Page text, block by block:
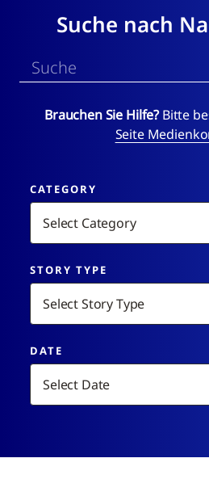
Suche nach
Brauchen Sie Hilfe?Bitte
Seite
CATEGORY
STORY TYPE
DATE